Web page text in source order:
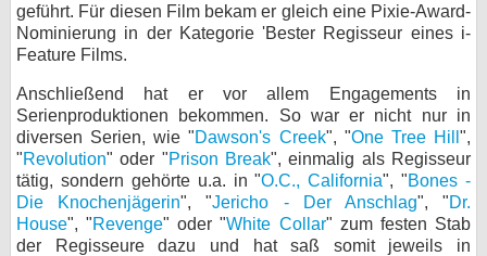
geführt. Für diesen Film bekam er gleich eine Pixie-Award-
Nominierung in der Kategorie 'Bester Regisseur eines i-
Feature Films.
Anschließend hat er vor allem Engagements in
Serienproduktionen bekommen. So war er nicht nur in
diversen Serien, wie "Dawson's Creek", "One Tree Hill",
"Revolution" oder "Prison Break", einmalig als Regisseur
tätig, sondern gehörte u.a. in "O.C., California", "Bones -
Die Knochenjägerin", "Jericho - Der Anschlag", "Dr.
House", "Revenge" oder "White Collar" zum festen Stab
der Regisseure dazu und hat saß somit jeweils in
Gewinnspiele
bei Facebook
Kontakt